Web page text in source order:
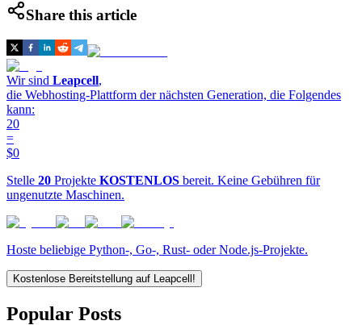
Share this article
Wir sind Leapcell,
die Webhosting-Plattform der nächsten Generation, die Folgendes
kann:
20
=
$0
Stelle 20 Projekte KOSTENLOS bereit. Keine Gebühren für
ungenutzte Maschinen.
Hoste beliebige Python-, Go-, Rust- oder Node.js-Projekte.
Kostenlose Bereitstellung auf Leapcell!
Popular Posts